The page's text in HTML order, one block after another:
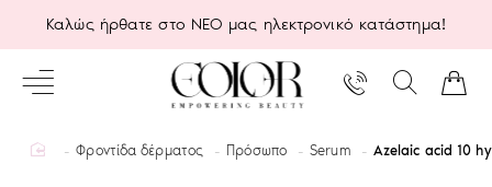
Καλώς ήρθατε στο ΝΕΟ μας ηλεκτρονικό κατάστημα!
homeΦροντίδα δέρματος Πρόσωπο Serum Azelaic acid 10